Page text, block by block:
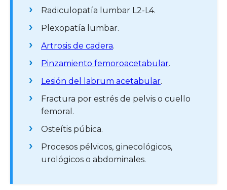
Radiculopatía lumbar L2-L4.
Plexopatía lumbar.
Artrosis de cadera.
Pinzamiento femoroacetabular.
Lesión del labrum acetabular.
Fractura por estrés de pelvis o cuello
femoral.
Osteítis púbica.
Procesos pélvicos, ginecológicos,
urológicos o abdominales.